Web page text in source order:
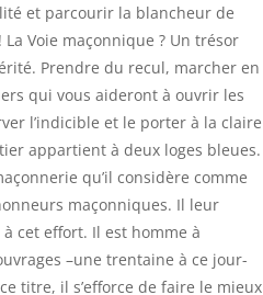
et parcourir la blancheur de
Voie maçonnique ? Un trésor
Prendre du recul, marcher en
qui vous aideront à ouvrir les
l’indicible et le porter à la claire
appartient à deux loges bleues.
qu’il considère comme
maçonniques. Il leur
cet effort. Il est homme à
–une trentaine à ce jour-
titre, il s’efforce de faire le mieux